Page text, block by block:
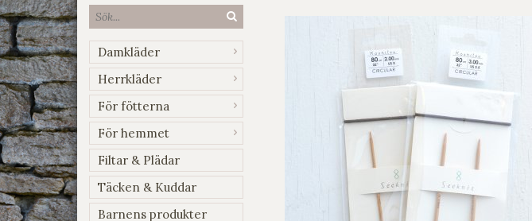
Damkläder
Herrkläder
För fötterna
För hemmet
Filtar & Plädar
Täcken & Kuddar
Barnens produkter